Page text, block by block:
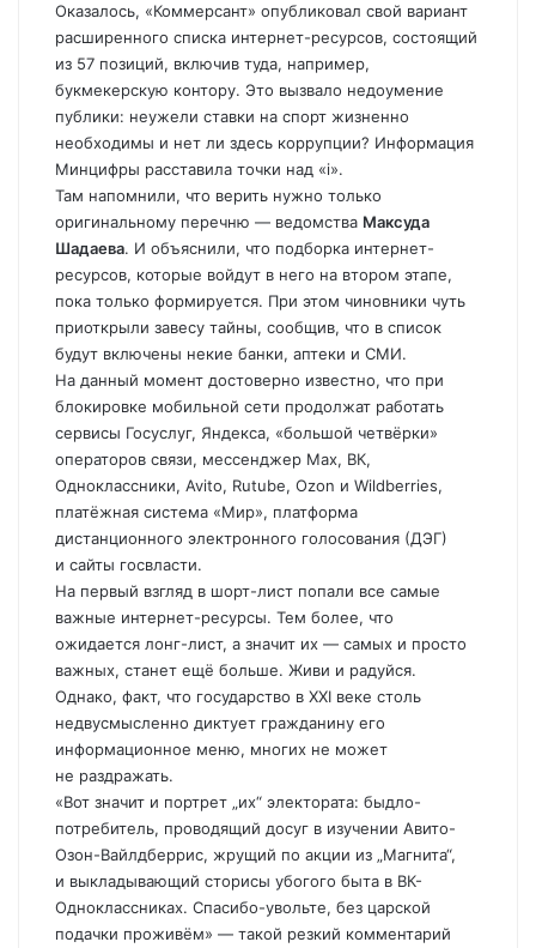
Оказалось, «Коммерсант» опубликовал свой вариант
расширенного списка интернет-ресурсов, состоящий
из 57 позиций, включив туда, например,
букмекерскую контору. Это вызвало недоумение
публики: неужели ставки на спорт жизненно
необходимы и нет ли здесь коррупции? Информация
Минцифры расставила точки над «i».
Там напомнили, что верить нужно только
оригинальному перечню — ведомства Максуда
Шадаева. И объяснили, что подборка интернет-
ресурсов, которые войдут в него на втором этапе,
пока только формируется. При этом чиновники чуть
приоткрыли завесу тайны, сообщив, что в список
будут включены некие банки, аптеки и СМИ.
На данный момент достоверно известно, что при
блокировке мобильной сети продолжат работать
сервисы Госуслуг, Яндекса, «большой четвёрки»
операторов связи, мессенджер Max, ВК,
Одноклассники, Avito, Rutube, Ozon и Wildberries,
платёжная система «Мир», платформа
дистанционного электронного голосования (ДЭГ)
и сайты госвласти.
На первый взгляд в шорт-лист попали все самые
важные интернет-ресурсы. Тем более, что
ожидается лонг-лист, а значит их — самых и просто
важных, станет ещё больше. Живи и радуйся.
Однако, факт, что государство в XXI веке столь
недвусмысленно диктует гражданину его
информационное меню, многих не может
не раздражать.
«Вот значит и портрет „их“ электората: быдло-
потребитель, проводящий досуг в изучении Авито-
Озон-Вайлдберрис, жрущий по акции из „Магнита“,
и выкладывающий сторисы убогого быта в ВК-
Одноклассниках. Спасибо-увольте, без царской
подачки проживём» — такой резкий комментарий